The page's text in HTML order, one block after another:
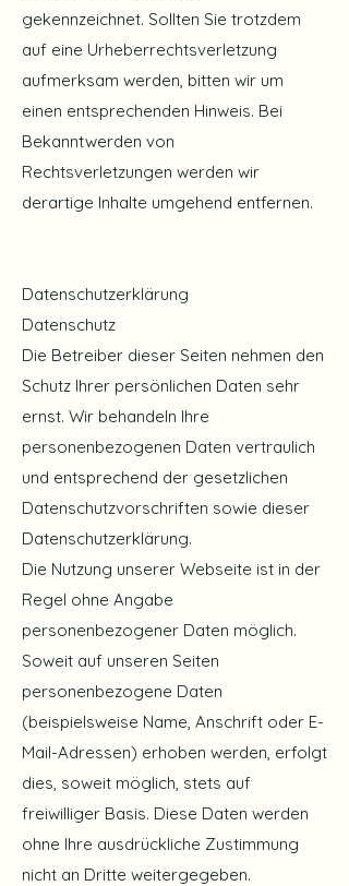
gekennzeichnet. Sollten Sie trotzdem
auf eine Urheberrechtsverletzung
aufmerksam werden, bitten wir um
einen entsprechenden Hinweis. Bei
Bekanntwerden von
Rechtsverletzungen werden wir
derartige Inhalte umgehend entfernen.
Datenschutzerklärung
Datenschutz
Die Betreiber dieser Seiten nehmen den
Schutz Ihrer persönlichen Daten sehr
ernst. Wir behandeln Ihre
personenbezogenen Daten vertraulich
und entsprechend der gesetzlichen
Datenschutzvorschriften sowie dieser
Datenschutzerklärung.
Die Nutzung unserer Webseite ist in der
Regel ohne Angabe
personenbezogener Daten möglich.
Soweit auf unseren Seiten
personenbezogene Daten
(beispielsweise Name, Anschrift oder E-
Mail-Adressen) erhoben werden, erfolgt
dies, soweit möglich, stets auf
freiwilliger Basis. Diese Daten werden
ohne Ihre ausdrückliche Zustimmung
nicht an Dritte weitergegeben.